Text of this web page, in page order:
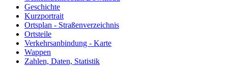
Geschichte
Kurzportrait
Ortsplan - Straßenverzeichnis
Ortsteile
Verkehrsanbindung - Karte
Wappen
Zahlen, Daten, Statistik